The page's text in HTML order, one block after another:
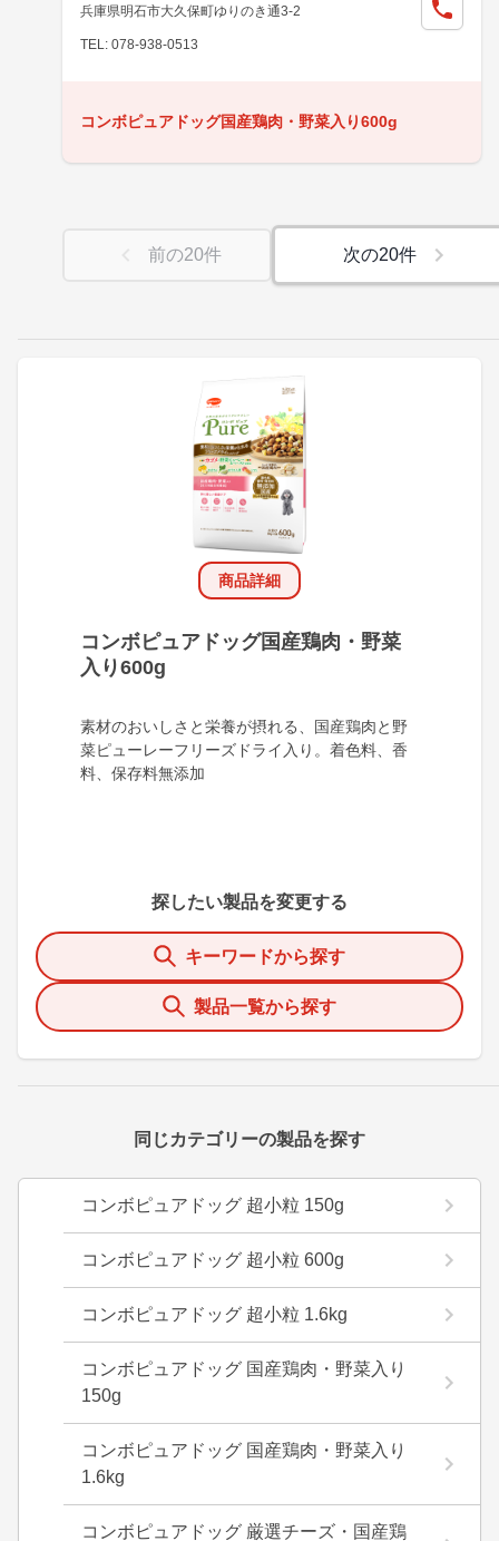
商品詳細
コンボピュアドッグ国産鶏肉・野菜
入り600g
素材のおいしさと栄養が摂れる、国産鶏肉と野
菜ピューレーフリーズドライ入り。着色料、香
料、保存料無添加
探したい製品を変更する
キーワードから探す
製品一覧から探す
同じカテゴリーの製品を探す
コンボピュアドッグ 超小粒 150g
コンボピュアドッグ 超小粒 600g
コンボピュアドッグ 超小粒 1.6kg
コンボピュアドッグ 国産鶏肉・野菜入り
150g
コンボピュアドッグ 国産鶏肉・野菜入り
1.6kg
コンボピュアドッグ 厳選チーズ・国産鶏
兵庫県明石市大久保町ゆりのき通3-2
TEL: 078-938-0513
コンボピュアドッグ国産鶏肉・野菜入り600g
前の20件 次の20件